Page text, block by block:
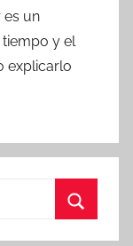
es un
y el
explicarlo